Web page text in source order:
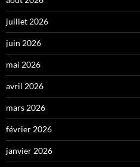
juillet 2026
juin 2026
mai 2026
avril 2026
mars 2026
février 2026
janvier 2026